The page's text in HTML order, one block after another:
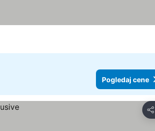
Pogledaj cene
Deli